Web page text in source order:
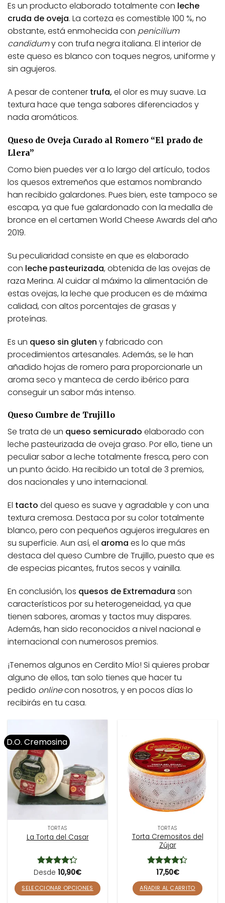
Es un producto elaborado totalmente con leche
cruda de oveja. La corteza es comestible 100 %, no
obstante, está enmohecida con penicilium
candidumy con trufa negra italiana. El interior de
este queso es blanco con toques negros, uniforme y
sin agujeros.
A pesar de contener trufa, el olor es muy suave. La
textura hace que tenga sabores diferenciados y
nada aromáticos.
Queso de Oveja Curado al Romero “El prado de
Llera”
Como bien puedes ver a lo largo del artículo, todos
los quesos extremeños que estamos nombrando
han recibido galardones. Pues bien, este tampoco se
escapa, ya que fue galardonado con la medalla de
bronce en el certamen World Cheese Awards del año
2019.
Su peculiaridad consiste en que es elaborado
con leche pasteurizada, obtenida de las ovejas de
raza Merina. Al cuidar al máximo la alimentación de
estas ovejas, la leche que producen es de máxima
calidad, con altos porcentajes de grasas y
proteínas.
Es un queso sin gluten y fabricado con
procedimientos artesanales. Además, se le han
añadido hojas de romero para proporcionarle un
aroma seco y manteca de cerdo ibérico para
conseguir un sabor más intenso.
Queso Cumbre de Trujillo
Se trata de un queso semicurado elaborado con
leche pasteurizada de oveja graso. Por ello, tiene un
peculiar sabor a leche totalmente fresca, pero con
un punto ácido. Ha recibido un total de 3 premios,
dos nacionales y uno internacional.
El tacto del queso es suave y agradable y con una
textura cremosa. Destaca por su color totalmente
blanco, pero con pequeños agujeros irregulares en
su superficie. Aun así, el aroma es lo que más
destaca del queso Cumbre de Trujillo, puesto que es
de especias picantes, frutos secos y vainilla.
En conclusión, los quesos de Extremadura son
característicos por su heterogeneidad, ya que
tienen sabores, aromas y tactos muy dispares.
Además, han sido reconocidos a nivel nacional e
internacional con numerosos premios.
¡Tenemos algunos en Cerdito Mío! Si quieres probar
alguno de ellos, tan solo tienes que hacer tu
pedido onlinecon nosotros, y en pocos días lo
recibirás en tu casa.
D.O. Cremosina
TORTAS
La Torta del Casar
Valorado
con4.25
de 5
Desde 10,90€
SELECCIONAR OPCIONES
TORTAS
Torta Cremositos del
Zújar
Valorado
con4.33
de 5
17,50€
AÑADIR AL CARRITO